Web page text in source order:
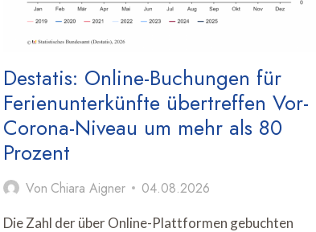
Destatis: Online-Buchungen für
Ferienunterkünfte übertreffen Vor-
Corona-Niveau um mehr als 80
Prozent
Von Chiara Aigner 04.08.2026
Die Zahl der über Online-Plattformen gebuchten